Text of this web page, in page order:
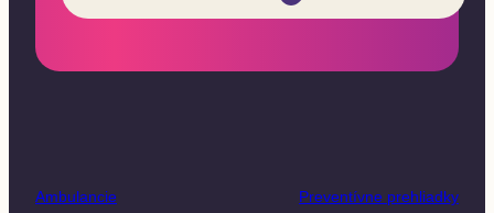
Ambulancie
Preventívne prehliadky